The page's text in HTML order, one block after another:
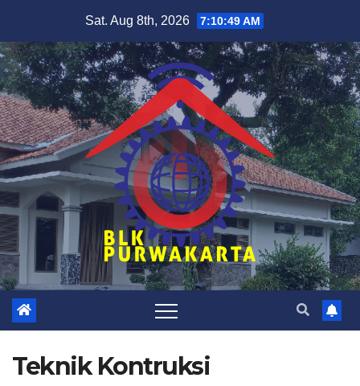
content
Sat. Aug 8th, 2026 7:10:50 AM
Teknik Kontruksi